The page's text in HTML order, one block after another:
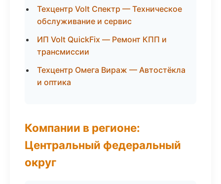
Техцентр Volt Спектр — Техническое
обслуживание и сервис
ИП Volt QuickFix — Ремонт КПП и
трансмиссии
Техцентр Омега Вираж — Автостёкла
и оптика
Компании в регионе:
Центральный федеральный
округ